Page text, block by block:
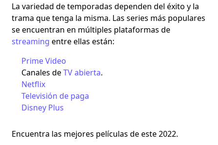
La variedad de temporadas dependen del éxito y la
trama que tenga la misma. Las series más populares
se encuentran en múltiples plataformas de
streaming entre ellas están:
Prime Video
Canales deTV abierta.
Netflix
Televisión de paga
Disney Plus
Encuentra las mejores películas de este 2022.